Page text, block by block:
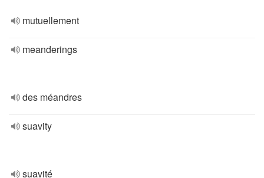
mutuellement
meanderings
des méandres
suavity
suavité